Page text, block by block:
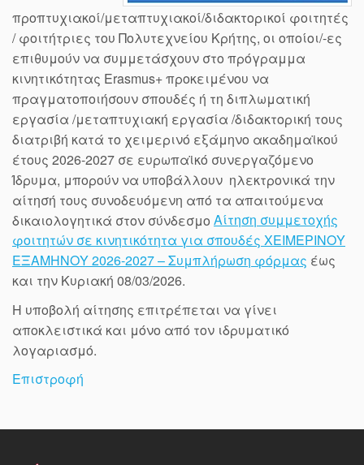
προπτυχιακοί/μεταπτυχιακοί/διδακτορικοί φοιτητές
/ φοιτήτριες του Πολυτεχνείου Κρήτης, οι οποίοι/-ες
επιθυμούν να συμμετάσχουν στο πρόγραμμα
κινητικότητας Erasmus+ προκειμένου να
πραγματοποιήσουν σπουδές ή τη διπλωματική
εργασία /μεταπτυχιακή εργασία /διδακτορική τους
διατριβή κατά το χειμερινό εξάμηνο ακαδημαϊκού
έτους 2026-2027 σε ευρωπαϊκό συνεργαζόμενο
Ίδρυμα, μπορούν να υποβάλλουν ηλεκτρονικά την
αίτησή τους συνοδευόμενη από τα απαιτούμενα
δικαιολογητικά στον σύνδεσμο Αίτηση συμμετοχής
φοιτητών σε κινητικότητα για σπουδές ΧΕΙΜΕΡΙΝΟΥ
ΕΞΑΜΗΝΟΥ 2026-2027 – Συμπλήρωση φόρμας έως
και την Κυριακή 08/03/2026.
Η υποβολή αίτησης επιτρέπεται να γίνει
αποκλειστικά και μόνο από τον ιδρυματικό
λογαριασμό.
Επιστροφή